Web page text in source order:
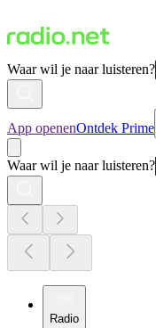
Waar wil je naar luisteren?
App openenOntdek Prime
Waar wil je naar luisteren?
Radio